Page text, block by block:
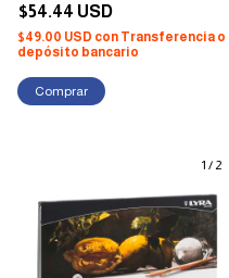
$54.44 USD
$49.00 USD con Transferencia o
depósito bancario
1 / 2